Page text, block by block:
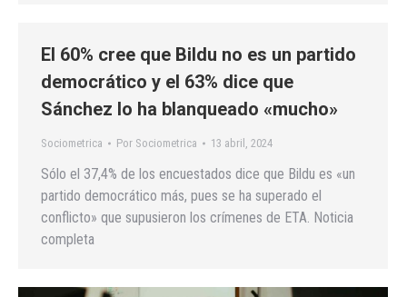
El 60% cree que Bildu no es un partido
democrático y el 63% dice que
Sánchez lo ha blanqueado «mucho»
Sociometrica Por Sociometrica 13 abril, 2024
Sólo el 37,4% de los encuestados dice que Bildu es «un
partido democrático más, pues se ha superado el
conflicto» que supusieron los crímenes de ETA. Noticia
completa